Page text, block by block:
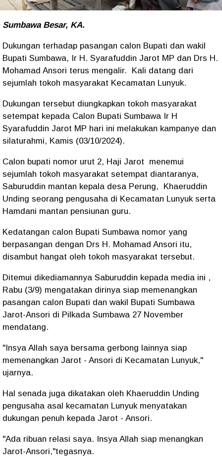
Sumbawa Besar, KA.
Dukungan terhadap pasangan calon Bupati dan wakil
Bupati Sumbawa, Ir H. Syarafuddin Jarot MP dan Drs H.
Mohamad Ansori terus mengalir. Kali datang dari
sejumlah tokoh masyarakat Kecamatan Lunyuk.
Dukungan tersebut diungkapkan tokoh masyarakat
setempat kepada Calon Bupati Sumbawa Ir H
Syarafuddin Jarot MP hari ini melakukan kampanye dan
silaturahmi, Kamis (03/10/2024).
Calon bupati nomor urut 2, Haji Jarot menemui
sejumlah tokoh masyarakat setempat diantaranya,
Saburuddin mantan kepala desa Perung, Khaeruddin
Unding seorang pengusaha di Kecamatan Lunyuk serta
Hamdani mantan pensiunan guru.
Kedatangan calon Bupati Sumbawa nomor yang
berpasangan dengan Drs H. Mohamad Ansori itu,
disambut hangat oleh tokoh masyarakat tersebut.
Ditemui dikediamannya Saburuddin kepada media ini ,
Rabu (3/9) mengatakan dirinya siap memenangkan
pasangan calon Bupati dan wakil Bupati Sumbawa
Jarot-Ansori di Pilkada Sumbawa 27 November
mendatang.
"Insya Allah saya bersama gerbong lainnya siap
memenangkan Jarot - Ansori di Kecamatan Lunyuk,"
ujarnya.
Hal senada juga dikatakan oleh Khaeruddin Unding
pengusaha asal kecamatan Lunyuk menyatakan
dukungan penuh kepada Jarot - Ansori.
"Ada ribuan relasi saya. Insya Allah siap menangkan
Jarot-Ansori,"tegasnya.